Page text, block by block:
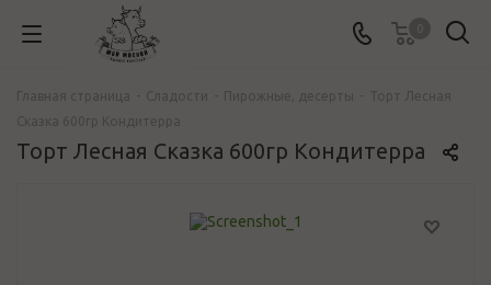
Торт Лесная Сказка 600гр Кондитерра